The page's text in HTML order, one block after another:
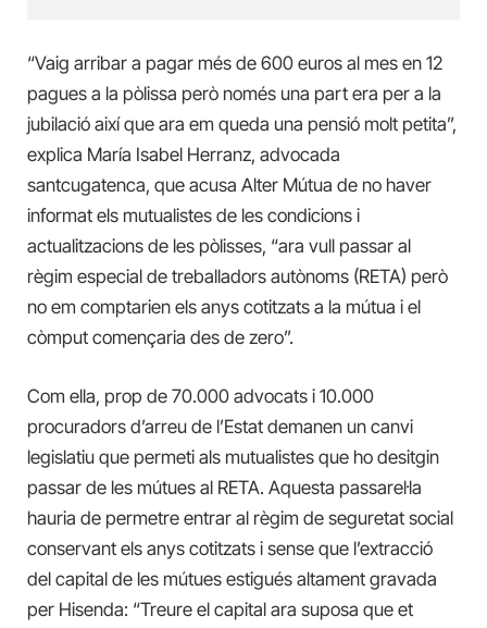
“Vaig arribar a pagar més de 600 euros al mes en 12
pagues a la pòlissa però només una part era per a la
jubilació així que ara em queda una pensió molt petita”,
explica María Isabel Herranz, advocada
santcugatenca, que acusa Alter Mútua de no haver
informat els mutualistes de les condicions i
actualitzacions de les pòlisses, “ara vull passar al
règim especial de treballadors autònoms (RETA) però
no em comptarien els anys cotitzats a la mútua i el
còmput començaria des de zero”.
Com ella, prop de 70.000 advocats i 10.000
procuradors d’arreu de l’Estat demanen un canvi
legislatiu que permeti als mutualistes que ho desitgin
passar de les mútues al RETA. Aquesta passarel·la
hauria de permetre entrar al règim de seguretat social
conservant els anys cotitzats i sense que l’extracció
del capital de les mútues estigués altament gravada
per Hisenda: “Treure el capital ara suposa que et